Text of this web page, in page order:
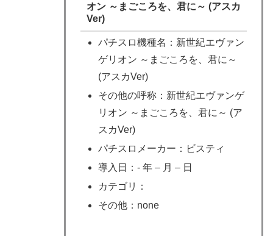
オン ～まごころを、君に～ (アスカ
Ver)
パチスロ機種名：新世紀エヴァン
ゲリオン ～まごころを、君に～
(アスカVer)
その他の呼称：新世紀エヴァンゲ
リオン ～まごころを、君に～ (ア
スカVer)
パチスロメーカー：ビスティ
導入日：- 年 – 月 – 日
カテゴリ：
その他：none